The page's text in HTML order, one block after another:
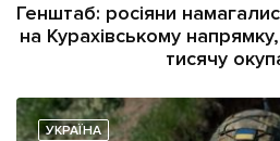
Генштаб: росіяни
на Курахівському
тисячу
УКРАЇНА